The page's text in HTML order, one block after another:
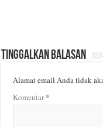
Tinggalkan Balasan
Alamat email Anda tidak
Komentar*